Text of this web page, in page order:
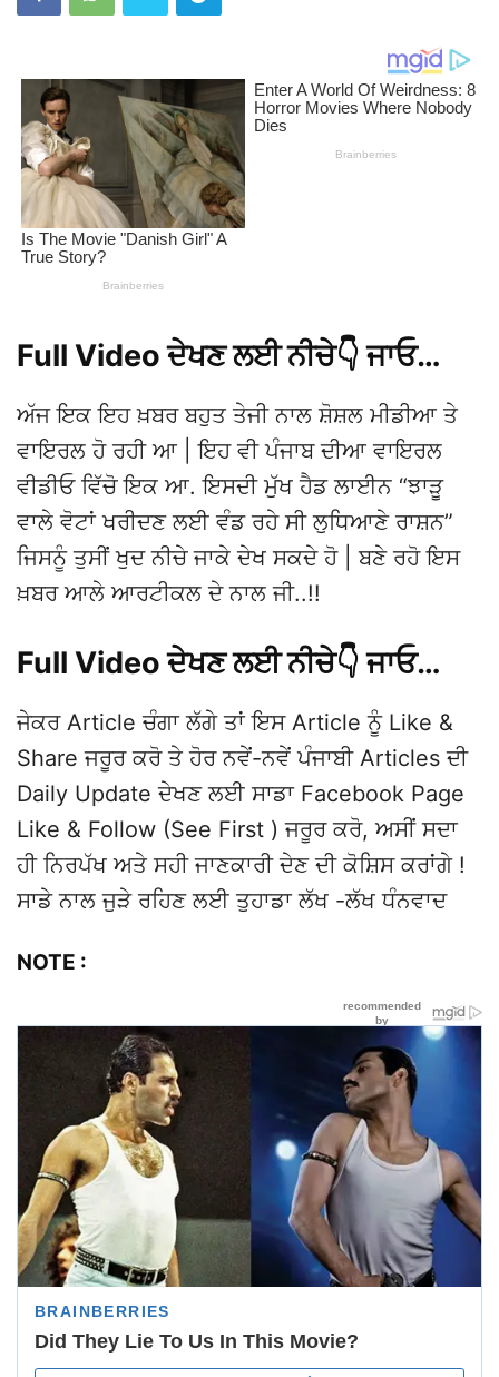
Full Video ਦੇਖਣ ਲਈ ਨੀਚੇ👇 ਜਾਓ…
ਅੱਜ ਇਕ ਇਹ ਖ਼ਬਰ ਬਹੁਤ ਤੇਜੀ ਨਾਲ ਸ਼ੋਸ਼ਲ ਮੀਡੀਆ ਤੇ
ਵਾਇਰਲ ਹੋ ਰਹੀ ਆ | ਇਹ ਵੀ ਪੰਜਾਬ ਦੀਆ ਵਾਇਰਲ
ਵੀਡੀਓ ਵਿੱਚੋ ਇਕ ਆ. ਇਸਦੀ ਮੁੱਖ ਹੈਡ ਲਾਈਨ “ਝਾੜੂ
ਵਾਲੇ ਵੋਟਾਂ ਖਰੀਦਣ ਲਈ ਵੰਡ ਰਹੇ ਸੀ ਲੁਧਿਆਣੇ ਰਾਸ਼ਨ”
ਜਿਸਨੂੰ ਤੁਸੀਂ ਖੁਦ ਨੀਚੇ ਜਾਕੇ ਦੇਖ ਸਕਦੇ ਹੋ | ਬਣੇ ਰਹੋ ਇਸ
ਖ਼ਬਰ ਆਲੇ ਆਰਟੀਕਲ ਦੇ ਨਾਲ ਜੀ..!!
Full Video ਦੇਖਣ ਲਈ ਨੀਚੇ👇 ਜਾਓ…
ਜੇਕਰ Article ਚੰਗਾ ਲੱਗੇ ਤਾਂ ਇਸ Article ਨੂੰ Like &
Share ਜਰੂਰ ਕਰੋ ਤੇ ਹੋਰ ਨਵੇਂ-ਨਵੇਂ ਪੰਜਾਬੀ Articles ਦੀ
Daily Update ਦੇਖਣ ਲਈ ਸਾਡਾ Facebook Page
Like & Follow (See First ) ਜਰੂਰ ਕਰੋ, ਅਸੀਂ ਸਦਾ
ਹੀ ਨਿਰਪੱਖ ਅਤੇ ਸਹੀ ਜਾਣਕਾਰੀ ਦੇਣ ਦੀ ਕੋਸ਼ਿਸ ਕਰਾਂਗੇ !
ਸਾਡੇ ਨਾਲ ਜੁੜੇ ਰਹਿਣ ਲਈ ਤੁਹਾਡਾ ਲੱਖ -ਲੱਖ ਧੰਨਵਾਦ
NOTE :